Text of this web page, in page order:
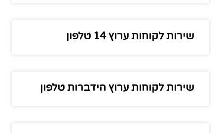
שירות לקוחות ערוץ 14 טלפון
שירות לקוחות ערוץ הידברות טלפון